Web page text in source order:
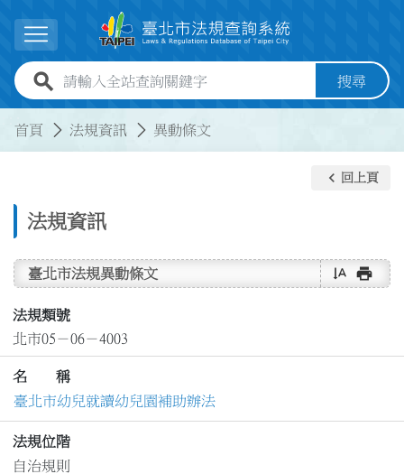
展開選單
全站查詢關鍵字欄位 搜尋
首頁 法規資訊 異動條文
法規資訊
keyboard_arrow_left 回上頁
臺北市法規異動條文 text_rotate_vertical print
法規類號
北市05－06－4003
名 稱
臺北市幼兒就讀幼兒園補助辦法
法規位階
自治規則